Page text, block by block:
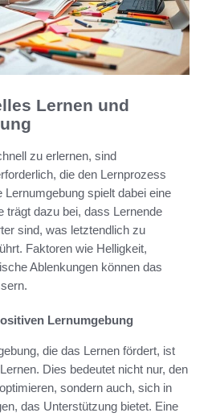
Lernen und
zu erlernen, sind
die den Lernprozess
spielt dabei eine
trägt dazu bei, dass Lernende
sind, was letztendlich zu
Faktoren wie Helligkeit,
Ablenkungen können das
Lernumgebung
die das Lernen fördert, ist
Dies bedeutet nicht nur, den
sondern auch, sich in
das Unterstützung bietet. Eine